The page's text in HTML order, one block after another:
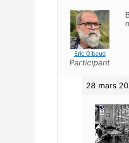
Eric Gibaud
Participant
28 mars